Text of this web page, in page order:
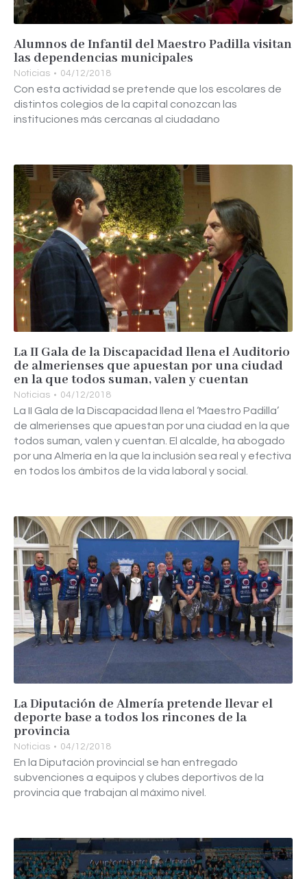
Alumnos de Infantil del Maestro Padilla visitan
las dependencias municipales
Noticias 04/12/2018
Con esta actividad se pretende que los escolares de
distintos colegios de la capital conozcan las
instituciones más cercanas al ciudadano
La II Gala de la Discapacidad llena el Auditorio
de almerienses que apuestan por una ciudad
en la que todos suman, valen y cuentan
Noticias 04/12/2018
La II Gala de la Discapacidad llena el ‘Maestro Padilla’
de almerienses que apuestan por una ciudad en la que
todos suman, valen y cuentan. El alcalde, ha abogado
por una Almería en la que la inclusión sea real y efectiva
en todos los ámbitos de la vida laboral y social.
La Diputación de Almería pretende llevar el
deporte base a todos los rincones de la
provincia
Noticias 04/12/2018
En la Diputación provincial se han entregado
subvenciones a equipos y clubes deportivos de la
provincia que trabajan al máximo nivel.